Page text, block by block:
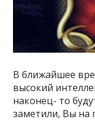
В ближайшее
высокий
наконец- то
заметили, Вы на